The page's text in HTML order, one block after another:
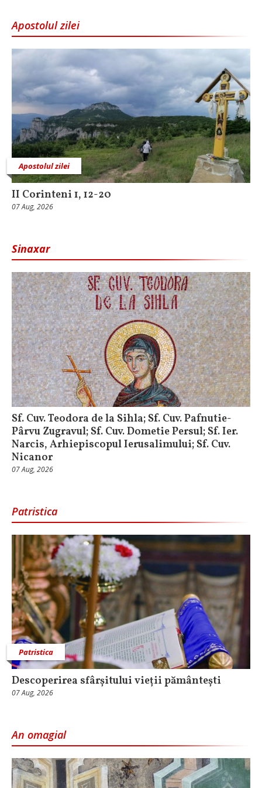
Apostolul zilei
Apostolul zilei
II Corinteni 1, 12-20
07 Aug, 2026
Sinaxar
Sf. Cuv. Teodora de la Sihla; Sf. Cuv. Pafnutie-
Pârvu Zugravul; Sf. Cuv. Dometie Persul; Sf. Ier.
Narcis, Arhiepiscopul Ierusalimului; Sf. Cuv.
Nicanor
07 Aug, 2026
Patristica
Patristica
Descoperirea sfârșitului vieții pământești
07 Aug, 2026
An omagial